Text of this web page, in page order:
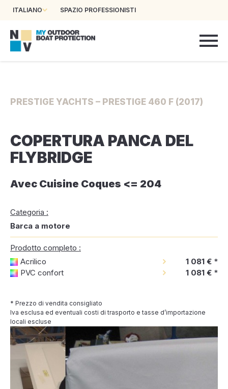
ITALIANO SPAZIO PROFESSIONISTI
PRESTIGE YACHTS – PRESTIGE 460 F (2017)
COPERTURA PANCA DEL
FLYBRIDGE
Avec Cuisine Coques <= 204
Categoria :
Barca a motore
Prodotto completo :
Acrilico
1 081 € *
PVC confort
1 081 € *
* Prezzo di vendita consigliato
Iva esclusa ed eventuali costi di trasporto e tasse d’importazione
locali escluse